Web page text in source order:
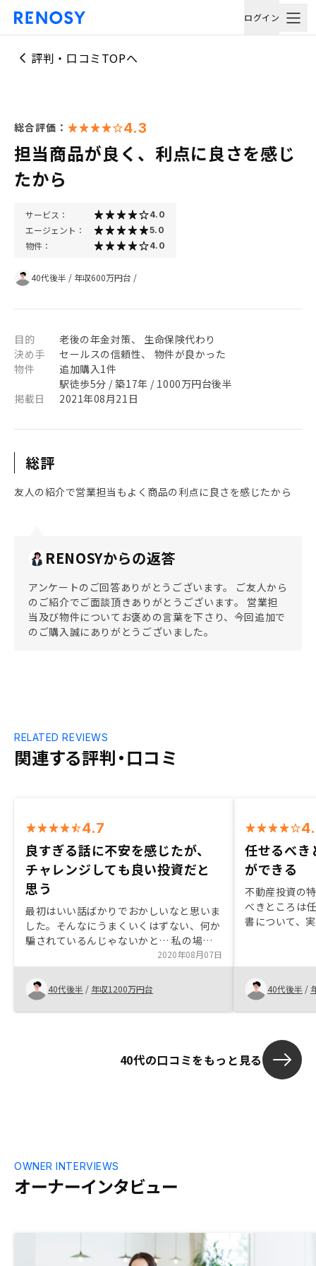
ログイン
評判・口コミTOPへ
総合評価： 4.3
担当商品が良く、利点に良さを感じ
たから
サービス： 4.0
エージェント： 5.0
物件： 4.0
40代後半 / 年収600万円台 /
目的
老後の年金対策、 生命保険代わり
決め手
セールスの信頼性、 物件が良かった
物件
追加購入1件
駅徒歩5分 / 築17年 / 1000万円台後半
掲載日
2021年08月21日
総評
友人の紹介で営業担当もよく商品の利点に良さを感じたから
RENOSYからの返答
アンケートのご回答ありがとうございます。 ご友人から
のご紹介でご面談頂きありがとうございます。 営業担
当及び物件についてお褒めの言葉を下さり、今回追加で
のご購入誠にありがとうございました。
関連する評判・口コミ
RELATED REVIEWS
4.7
良すぎる話に不安を感じたが、
チャレンジしても良い投資だと
思う
最初はいい話ばかりでおかしいなと思いま
した。そんなにうまくいくはずない、何か
騙されているんじゃないかと… 私の場合
は49歳という年齢もあり、ラストチャンス
と感じ、一歩踏み出した感じです。 今言
えることは、あと、10年早くやっていたら
人生どうなっていたかなと思っています。
若井ひと、チャレンジしてもいいと思いま
気を出してアクセスしましたが、やっぱり
2020年08月07日
40代後半 / 年収1200万円台
任せるべき
ができる
不動産投資の
べきところは
書について、
40代後半 /
40代の口コミをもっと見る
オーナーインタビュー
OWNER INTERVIEWS